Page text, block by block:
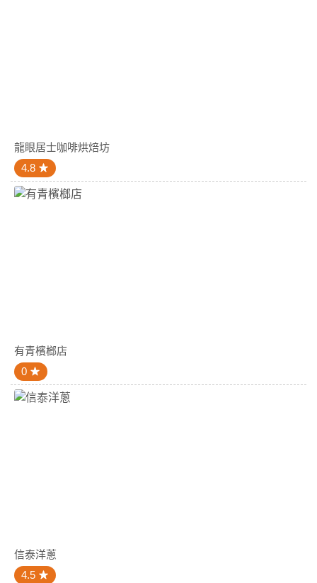
龍眼居士咖啡烘焙坊
4.8
有青檳榔店
0
信泰洋蔥
4.5